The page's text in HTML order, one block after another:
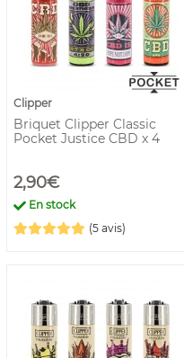
Clipper
Briquet Clipper Classic
Pocket Justice CBD x 4
2,90€
En stock
(5 avis)